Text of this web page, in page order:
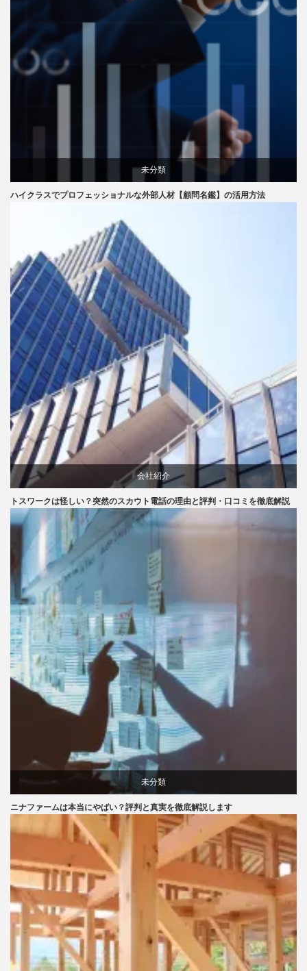
未分類
ハイクラスでプロフェッショナルな外部人材【顧問名鑑】の活用方法
会社紹介
口コミ
トスワークは怪しい？突然のスカウト電話の理由と評判・口コミを徹底解説
未分類
ニナファームは本当にやばい？評判と真実を徹底解説します